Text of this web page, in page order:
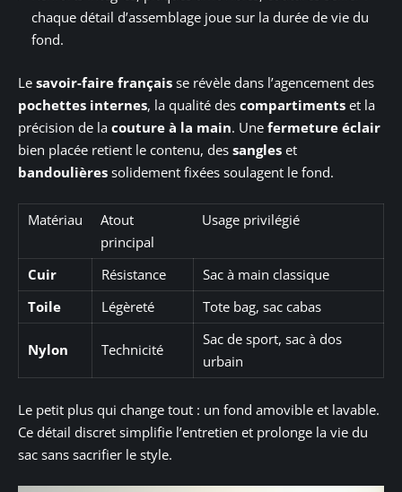
chaque détail d’assemblage joue sur la durée de vie du
fond.
Le savoir-faire français se révèle dans l’agencement des
pochettes internes, la qualité des compartiments et la
précision de la couture à la main. Une fermeture éclair
bien placée retient le contenu, des sangles et
bandoulières solidement fixées soulagent le fond.
Matériau
Atout
principal
Usage privilégié
Cuir Résistance
Sac à main classique
Toile
Légèreté Tote bag, sac cabas
Nylon Technicité
Sac de sport, sac à dos
urbain
Le petit plus qui change tout : un fond amovible et lavable.
Ce détail discret simplifie l’entretien et prolonge la vie du
sac sans sacrifier le style.